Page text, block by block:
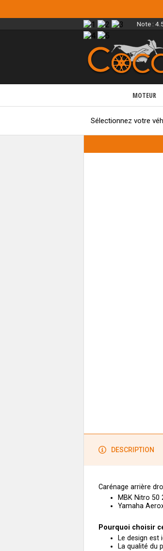
Note :
MOTEUR
Sélectionnez votre
DESCRIPTION
Carénage arrière
MBK Nitro 50
Yamaha
Pourquoi choisir
Le design
La qualité du